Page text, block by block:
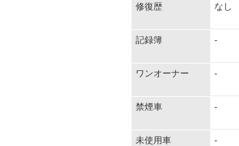
修復歴 なし
記録簿 -
ワンオーナー -
禁煙車 -
未使用車 -